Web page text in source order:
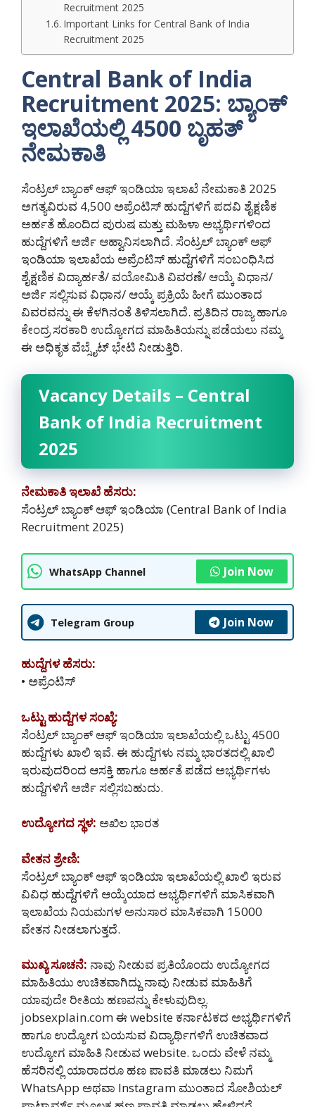
Recruitment 2025
Important Links for Central Bank of India
Recruitment 2025
Central Bank of India
Recruitment 2025: ಬ್ಯಾಂಕ್
ಇಲಾಖೆಯಲ್ಲಿ 4500 ಬೃಹತ್
ನೇಮಕಾತಿ
ಸೆಂಟ್ರಲ್ ಬ್ಯಾಂಕ್ ಆಫ್ ಇಂಡಿಯಾ ಇಲಾಖೆ ನೇಮಕಾತಿ 2025
ಅಗತ್ಯವಿರುವ 4,500 ಅಪ್ರೆಂಟಿಸ್ ಹುದ್ದೆಗಳಿಗೆ ಪದವಿ ಶೈಕ್ಷಣಿಕ
ಅರ್ಹತೆ ಹೊಂದಿದ ಪುರುಷ ಮತ್ತು ಮಹಿಳಾ ಅಭ್ಯರ್ಥಿಗಳಿಂದ
ಹುದ್ದೆಗಳಿಗೆ ಅರ್ಜಿ ಆಹ್ವಾನಿಸಲಾಗಿದೆ. ಸೆಂಟ್ರಲ್ ಬ್ಯಾಂಕ್ ಆಫ್
ಇಂಡಿಯಾ ಇಲಾಖೆಯ ಅಪ್ರೆಂಟಿಸ್ ಹುದ್ದೆಗಳಿಗೆ ಸಂಬಂಧಿಸಿದ
ಶೈಕ್ಷಣಿಕ ವಿದ್ಯಾರ್ಹತೆ/ ವಯೋಮಿತಿ ವಿವರಣೆ/ ಆಯ್ಕೆ ವಿಧಾನ/
ಅರ್ಜಿ ಸಲ್ಲಿಸುವ ವಿಧಾನ/ ಆಯ್ಕೆ ಪ್ರಕ್ರಿಯೆ ಹೀಗೆ ಮುಂತಾದ
ವಿವರವನ್ನು ಈ ಕೆಳಗಿನಂತೆ ತಿಳಿಸಲಾಗಿದೆ. ಪ್ರತಿದಿನ ರಾಜ್ಯ ಹಾಗೂ
ಕೇಂದ್ರ ಸರಕಾರಿ ಉದ್ಯೋಗದ ಮಾಹಿತಿಯನ್ನು ಪಡೆಯಲು ನಮ್ಮ
ಈ ಅಧಿಕೃತ ವೆಬ್ಸೈಟ್ ಭೇಟಿ ನೀಡುತ್ತಿರಿ.
Vacancy Details – Central
Bank of India Recruitment
2025
ನೇಮಕಾತಿ ಇಲಾಖೆ ಹೆಸರು:
ಸೆಂಟ್ರಲ್ ಬ್ಯಾಂಕ್ ಆಫ್ ಇಂಡಿಯಾ (Central Bank of India
Recruitment 2025)
WhatsApp Channel Join Now
Telegram Group Join Now
ಹುದ್ದೆಗಳ ಹೆಸರು:
• ಅಪ್ರೆಂಟಿಸ್
ಒಟ್ಟು ಹುದ್ದೆಗಳ ಸಂಖ್ಯೆ:
ಸೆಂಟ್ರಲ್ ಬ್ಯಾಂಕ್ ಆಫ್ ಇಂಡಿಯಾ ಇಲಾಖೆಯಲ್ಲಿ ಒಟ್ಟು 4500
ಹುದ್ದೆಗಳು ಖಾಲಿ ಇವೆ. ಈ ಹುದ್ದೆಗಳು ನಮ್ಮ ಭಾರತದಲ್ಲಿ ‌ಖಾಲಿ
ಇರುವುದರಿಂದ ಆಸಕ್ತಿ ಹಾಗೂ ಅರ್ಹತೆ ಪಡೆದ ಅಭ್ಯರ್ಥಿಗಳು
ಹುದ್ದೆಗಳಿಗೆ ಅರ್ಜಿ ಸಲ್ಲಿಸಬಹುದು.
ಉದ್ಯೋಗದ ಸ್ಥಳ: ಅಖಿಲ ಭಾರತ
ವೇತನ ಶ್ರೇಣಿ:
ಸೆಂಟ್ರಲ್ ಬ್ಯಾಂಕ್ ಆಫ್ ಇಂಡಿಯಾ ಇಲಾಖೆಯಲ್ಲಿ ಖಾಲಿ ಇರುವ
ವಿವಿಧ ಹುದ್ದೆಗಳಿಗೆ ಆಯ್ಕೆಯಾದ ಅಭ್ಯರ್ಥಿಗಳಿಗೆ ಮಾಸಿಕವಾಗಿ
ಇಲಾಖೆಯ ನಿಯಮಗಳ ಅನುಸಾರ ಮಾಸಿಕವಾಗಿ 15000
ವೇತನ ನೀಡಲಾಗುತ್ತದೆ.
ಮುಖ್ಯ ಸೂಚನೆ: ನಾವು ನೀಡುವ ಪ್ರತಿಯೊಂದು ಉದ್ಯೋಗದ
ಮಾಹಿತಿಯು ಉಚಿತವಾಗಿದ್ದು ನಾವು ನೀಡುವ ಮಾಹಿತಿಗೆ
ಯಾವುದೇ ರೀತಿಯ ಹಣವನ್ನು ಕೇಳುವುದಿಲ್ಲ.
jobsexplain.com ಈ website ಕರ್ನಾಟಕದ ಅಭ್ಯರ್ಥಿಗಳಿಗೆ
ಹಾಗೂ ಉದ್ಯೋಗ ಬಯಸುವ ವಿದ್ಯಾರ್ಥಿಗಳಿಗೆ ಉಚಿತವಾದ
ಉದ್ಯೋಗ ಮಾಹಿತಿ ನೀಡುವ website. ಒಂದು ವೇಳೆ ನಮ್ಮ
ಹೆಸರಿನಲ್ಲಿ ಯಾರಾದರೂ ಹಣ ಪಾವತಿ ಮಾಡಲು ನಿಮಗೆ
WhatsApp ಅಥವಾ Instagram ಮುಂತಾದ ಸೋಶಿಯಲ್